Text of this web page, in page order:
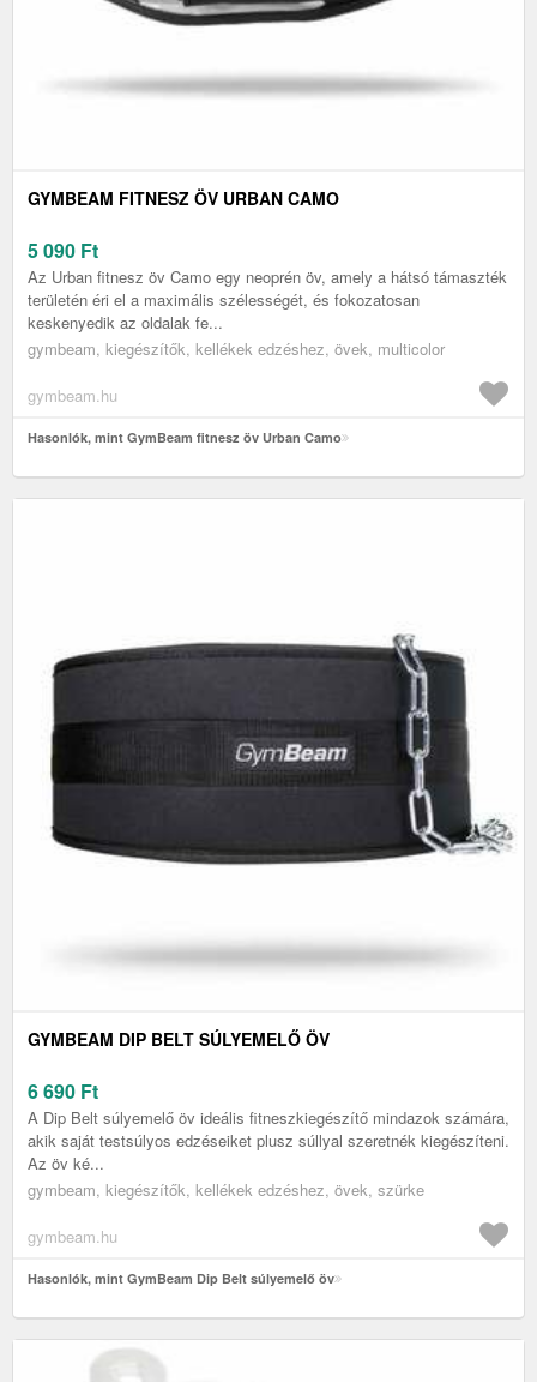
GYMBEAM FITNESZ ÖV URBAN CAMO
5 090 Ft
Az Urban fitnesz öv Camo egy neoprén öv, amely a hátsó támaszték
területén éri el a maximális szélességét, és fokozatosan
keskenyedik az oldalak fe...
gymbeam, kiegészítők, kellékek edzéshez, övek, multicolor
gymbeam.hu
Hasonlók, mint GymBeam fitnesz öv Urban Camo
GYMBEAM DIP BELT SÚLYEMELŐ ÖV
6 690 Ft
A Dip Belt súlyemelő öv ideális fitneszkiegészítő mindazok számára,
akik saját testsúlyos edzéseiket plusz súllyal szeretnék kiegészíteni.
Az öv ké...
gymbeam, kiegészítők, kellékek edzéshez, övek, szürke
gymbeam.hu
Hasonlók, mint GymBeam Dip Belt súlyemelő öv